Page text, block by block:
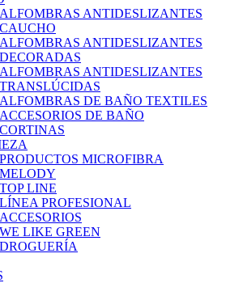
ALFOMBRAS ANTIDESLIZANTES
CAUCHO
ALFOMBRAS ANTIDESLIZANTES
DECORADAS
ALFOMBRAS ANTIDESLIZANTES
TRANSLÚCIDAS
ALFOMBRAS DE BAÑO TEXTILES
ACCESORIOS DE BAÑO
CORTINAS
PRODUCTOS MICROFIBRA
MELODY
TOP LINE
LÍNEA PROFESIONAL
ACCESORIOS
WE LIKE GREEN
DROGUERÍA